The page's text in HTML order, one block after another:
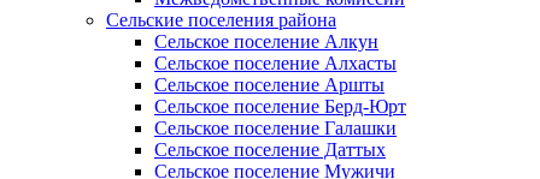
Сельские поселения района
Сельское поселение Алкун
Сельское поселение Алхасты
Сельское поселение Аршты
Сельское поселение Берд-Юрт
Сельское поселение Галашки
Сельское поселение Даттых
Сельское поселение Мужичи